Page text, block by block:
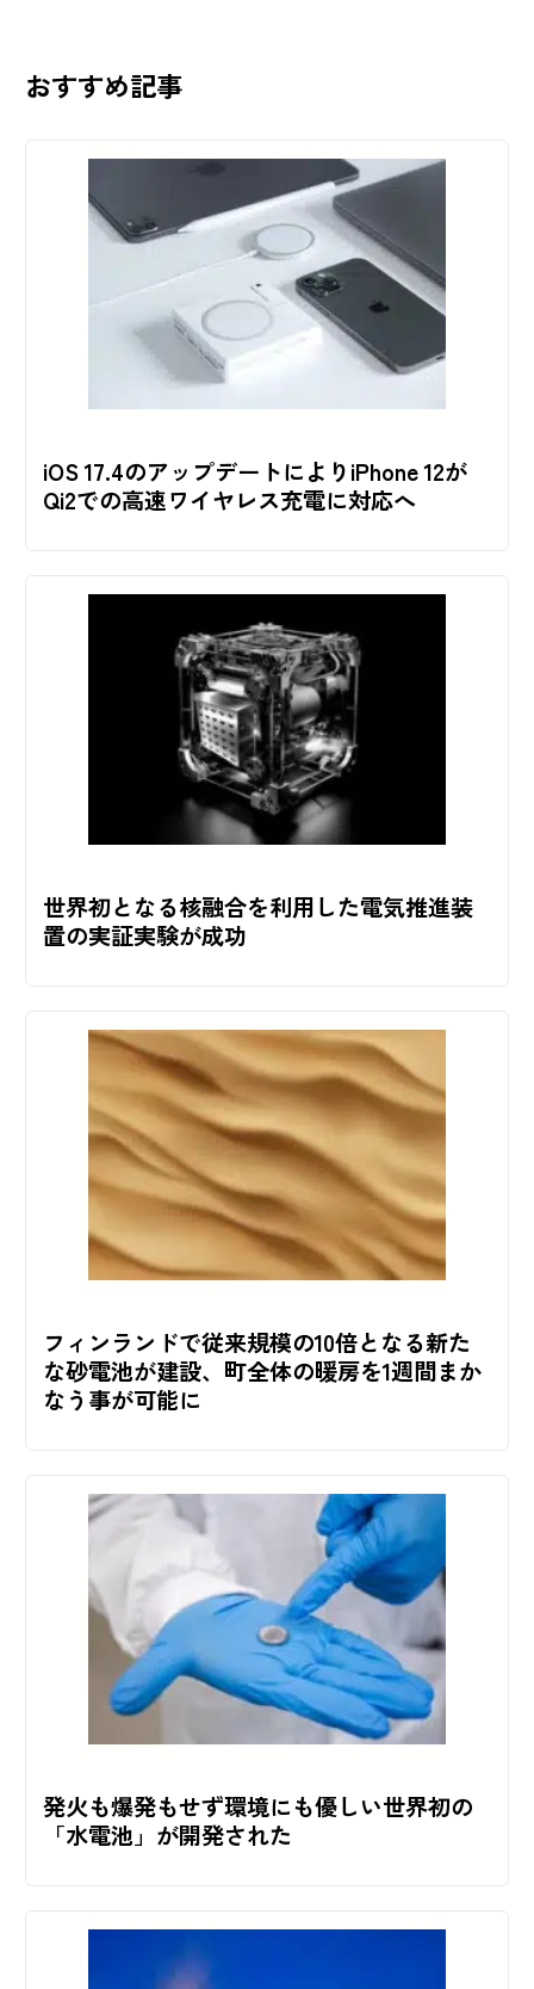
おすすめ記事
iOS 17.4のアップデートによりiPhone 12が
Qi2での高速ワイヤレス充電に対応へ
世界初となる核融合を利用した電気推進装
置の実証実験が成功
フィンランドで従来規模の10倍となる新た
な砂電池が建設、町全体の暖房を1週間まか
なう事が可能に
発火も爆発もせず環境にも優しい世界初の
「水電池」が開発された